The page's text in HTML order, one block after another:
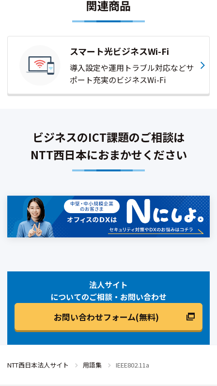
関連商品
スマート光ビジネスWi-Fi
導入設定や運用トラブル対応などサ
ポート充実のビジネスWi-Fi
ビジネスのICT課題のご相談は
NTT西日本におまかせください
法人サイト
についてのご相談・お問い合わせ
お問い合わせフォーム(無料)
NTT西日本法人サイト 用語集 IEEE802.11a